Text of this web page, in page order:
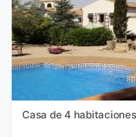
Casa de 4